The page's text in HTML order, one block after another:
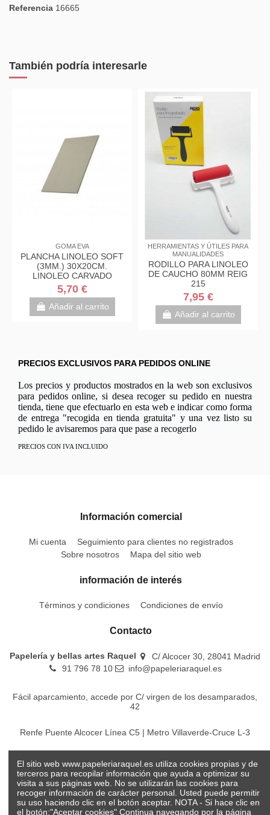
Referencia 16665
También podría interesarle
GOMA EVA
PLANCHA LINOLEO SOFT
(3MM.) 30X20CM.
LINOLEO CARVADO
GRABAR
5,70 €
Añadir al carrito
HERRAMIENTAS Y ÚTILES PARA
MANUALIDADES
RODILLO PARA LINOLEO
DE CAUCHO 80MM REIG
215
7,95 €
Añadir al carrito
PRECIOS EXCLUSIVOS PARA PEDIDOS ONLINE
Los precios y productos mostrados en la web son exclusivos
para pedidos online, si desea recoger su pedido en nuestra
tienda, tiene que efectuarlo en esta web e indicar como forma
de entrega "recogida en tienda gratuita" y una vez listo su
pedido le avisaremos para que pase a recogerlo
PRECIOS CON IVA INCLUIDO
Información comercial
Mi cuenta
Seguimiento para clientes no registrados
Sobre nosotros
Mapa del sitio web
información de interés
Términos y condiciones Condiciones de envío
Contacto
Papelería y bellas artes Raquel
C/ Alcocer 30, 28041 Madrid
91 796 78 10
info@papeleriaraquel.es
Fácil aparcamiento, accede por C/ virgen de los desamparados,
42
Renfe Puente Alcocer Línea C5 | Metro Villaverde-Cruce L-3
El sitio web www.papeleriaraquel.es utiliza cookies propias y de
terceros para recopilar información que ayuda a optimizar su
visita a sus páginas web. No se utilizarán las cookies para
recoger información de carácter personal. Usted puede permitir
su uso haciendo clic en el botón aceptar. NOTA - Si hace clic en
el botón:"Aceptar cookies" Continua navegando por la página